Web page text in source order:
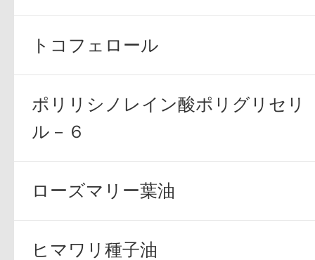
トコフェロール
ポリリシノレイン酸ポリグリセリ
ル－６
ローズマリー葉油
ヒマワリ種子油